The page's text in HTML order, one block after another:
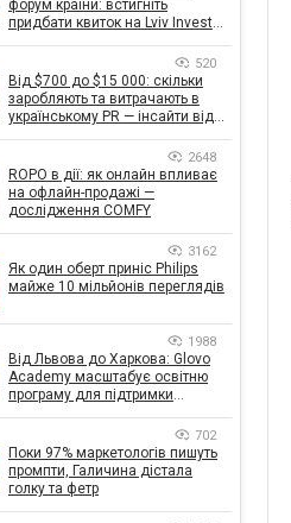
форум країни: встигніть
придбати квиток на Lviv Invest
520
Від $700 до $15 000: скільки
заробляють та витрачають в
українському PR — інсайти від
2648
ROPO в дії: як онлайн впливає
на офлайн-продажі —
дослідження COMFY
3162
Як один оберт приніс Philips
майже 10 мільйонів переглядів
1988
Від Львова до Харкова: Glovo
Academy масштабує освітню
програму для підтримки
702
Поки 97% маркетологів пишуть
промпти, Галичина дістала
голку та фетр